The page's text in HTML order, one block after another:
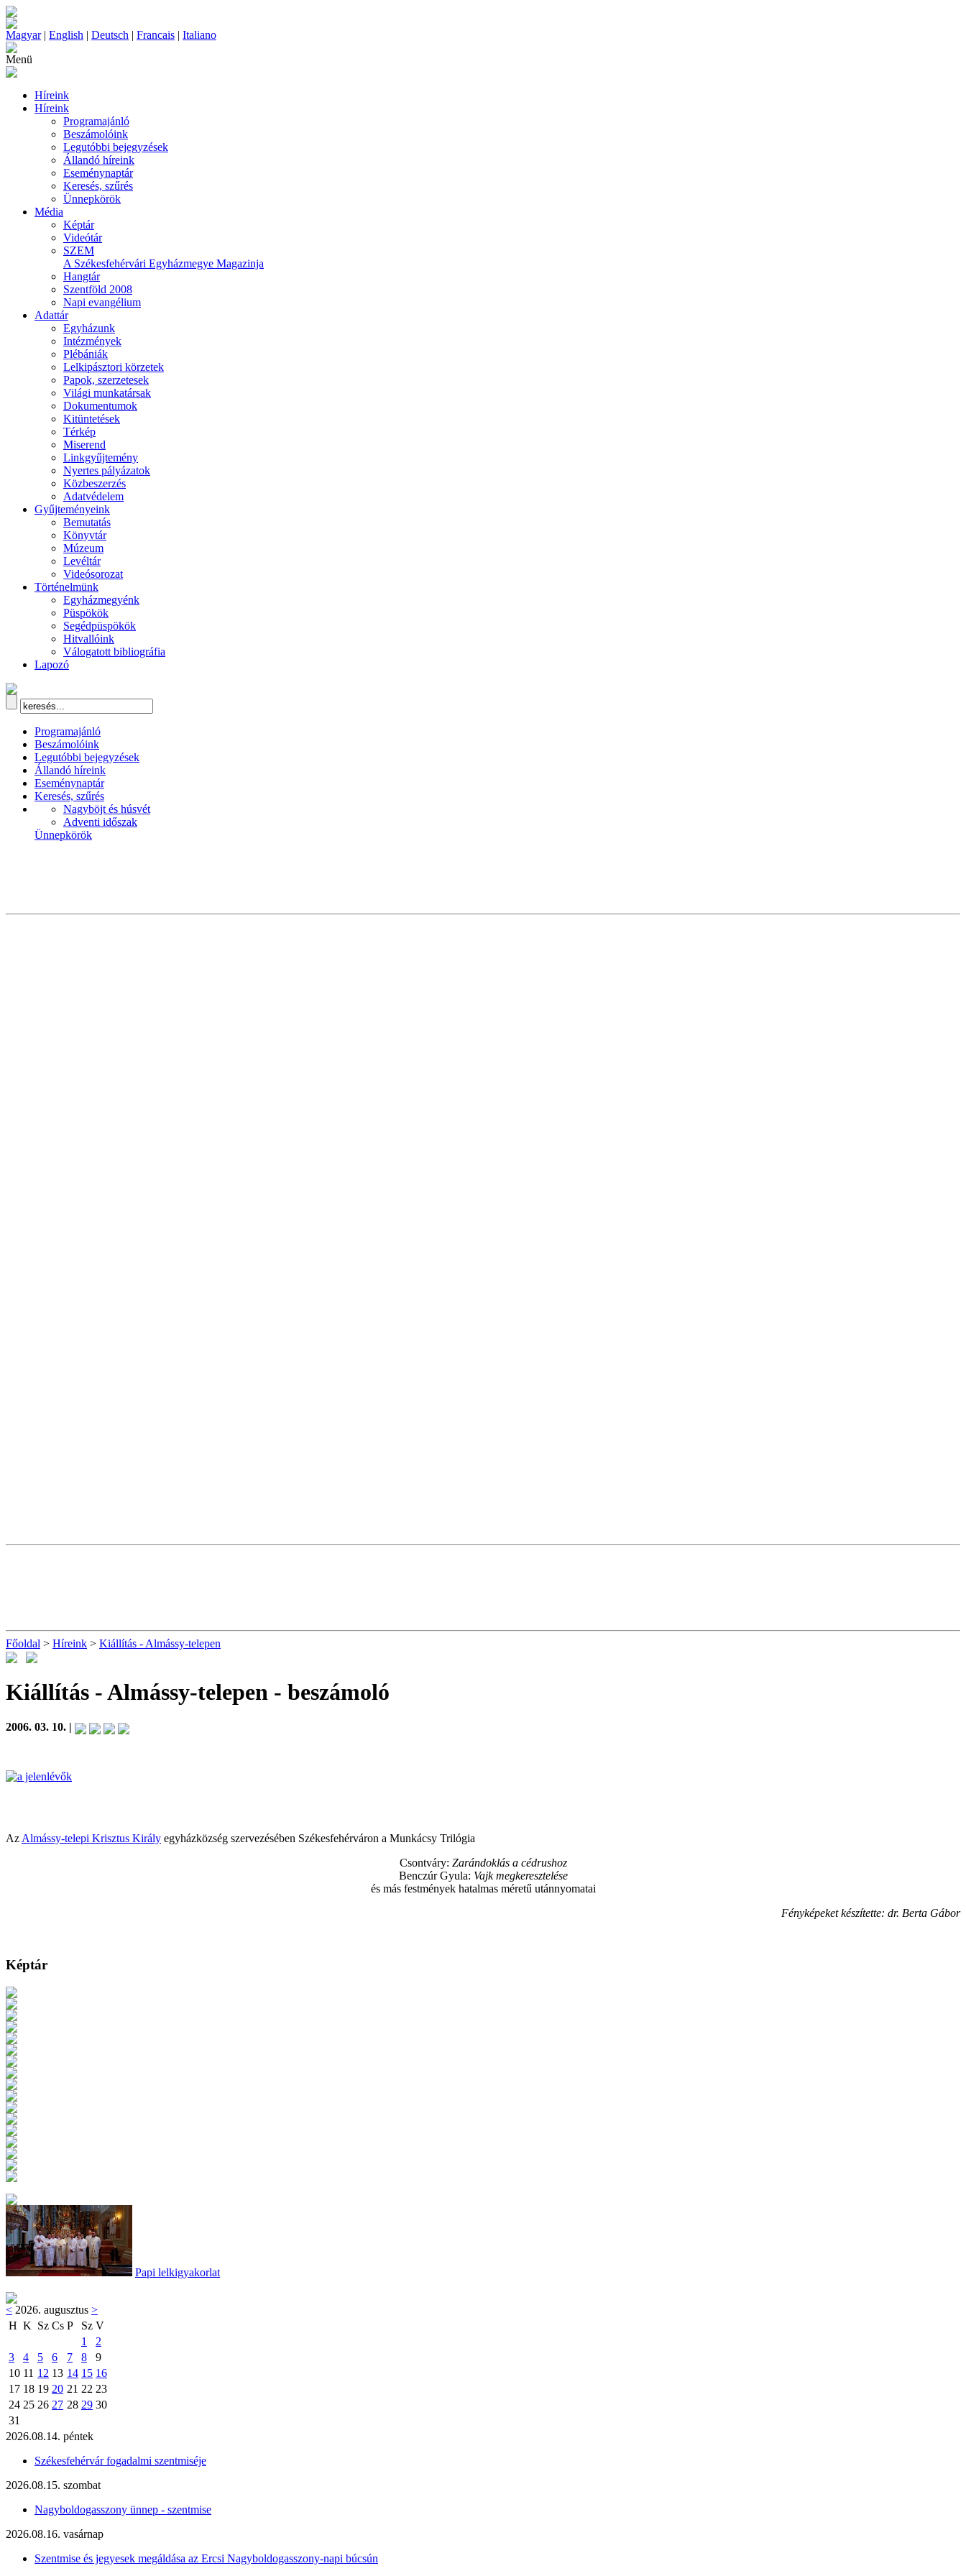
Magyar| English | Deutsch | Francais | Italiano
Menü
Híreink
Híreink
Programajánló
Beszámolóink
Legutóbbi bejegyzések
Állandó híreink
Eseménynaptár
Keresés, szűrés
Ünnepkörök
Média
Képtár
Videótár
SZEM
A Székesfehérvári Egyházmegye Magazinja
Hangtár
Szentföld 2008
Napi evangélium
Adattár
Egyházunk
Intézmények
Plébániák
Lelkipásztori körzetek
Papok, szerzetesek
Világi munkatársak
Dokumentumok
Kitüntetések
Térkép
Miserend
Linkgyűjtemény
Nyertes pályázatok
Közbeszerzés
Adatvédelem
Gyűjteményeink
Bemutatás
Könyvtár
Múzeum
Levéltár
Videósorozat
Történelmünk
Egyházmegyénk
Püspökök
Segédpüspökök
Hitvallóink
Válogatott bibliográfia
Lapozó
Programajánló
Beszámolóink
Legutóbbi bejegyzések
Állandó híreink
Eseménynaptár
Keresés, szűrés
Nagyböjt és húsvét
Adventi időszak
Ünnepkörök
Főoldal > Híreink > Kiállítás - Almássy-telepen
Kiállítás - Almássy-telepen - beszámoló
2006. 03. 10. |
Az Almássy-telepi Krisztus Király egyházközség szervezésében Székesfehérváron a Munkácsy Trilógia
Csontváry: Zarándoklás a cédrushoz
Benczúr Gyula: Vajk megkeresztelése
és más festmények hatalmas méretű utánnyomatai
Fényképeket készítette: dr. Berta Gábor
Képtár
Papi lelkigyakorlat
< 2026. augusztus >
H K Sz Cs P Sz V
1
2
3
4 5 6 7 8
9
10 11 12 13 14 15 16
17 18 19 20 21 22 23
24 25 26 27 28 29 30
31
2026.08.14. péntek
Székesfehérvár fogadalmi szentmiséje
2026.08.15. szombat
Nagyboldogasszony ünnep - szentmise
2026.08.16. vasárnap
Szentmise és jegyesek megáldása az Ercsi Nagyboldogasszony-napi búcsún